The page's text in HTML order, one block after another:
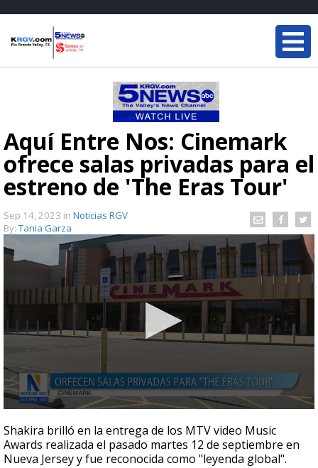
Aquí Entre Nos: Cinemark
ofrece salas privadas para el
estreno de 'The Eras Tour'
Sep 14, 2023 in Noticias RGV
By: Tania Garza
seconds
of
2
minutes,
Shakira brilló en la entrega de los MTV video Music
Awards realizada el pasado martes 12 de septiembre en
Nueva Jersey y fue reconocida como "leyenda global".